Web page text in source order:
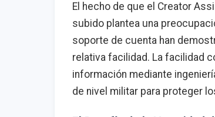
El hecho de que el Creator
subido plantea una
soporte de cuenta han
relativa facilidad. La facilidad
información mediante
de nivel militar para proteger